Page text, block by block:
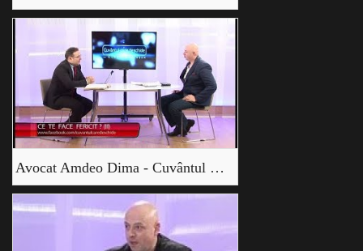
Avocat Amdeo Dima - Cuvântul care deschide - Ce te face fericit? (II)